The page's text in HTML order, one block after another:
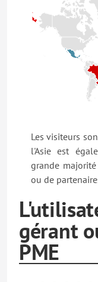
Les visiteurs
l'Asie est
grande
ou de
gérant
PME